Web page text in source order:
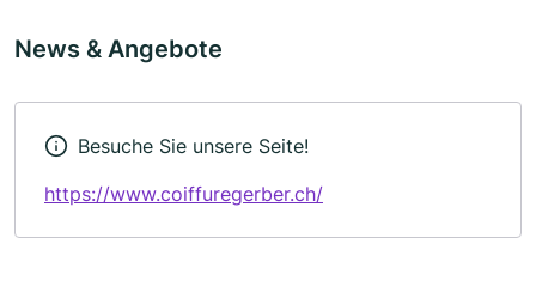
News & Angebote
Besuche Sie unsere Seite!
https://www.coiffuregerber.ch/